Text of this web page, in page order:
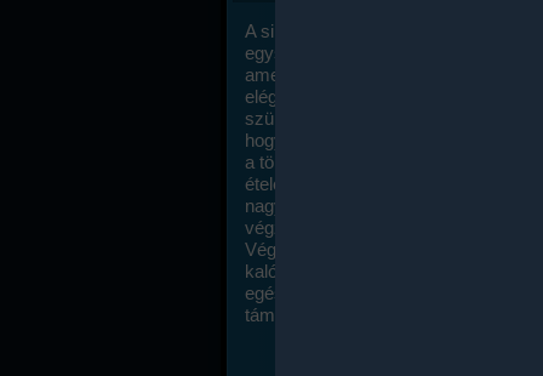
A sikeres fogyás titka valójában igen
egyszerű: égess több energiát, mint
amennyit beviszel. Természetesen
elég nagy fegyelemre és akaraterőre
szükség, de meglepődve fogod
hogy a kalóriaszámolás mennyire
a többi diétához képest. Itt nincsenek
ételek és a megengedett kalóriabevitelt
nagymértékben növelheted ha
végzel.
Végül, de nem utolsó sorban, a
kalóriaszámolás módszerét a legtöbb
egészségügyi szakorvos ajánlja és
támogatja.